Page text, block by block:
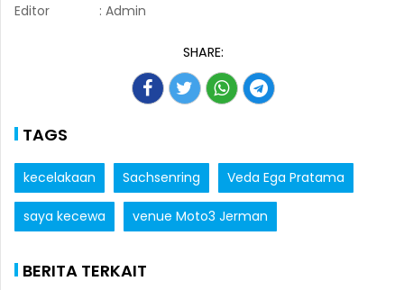
Editor : Admin
SHARE:
TAGS
kecelakaan Sachsenring Veda Ega Pratama
saya kecewa venue Moto3 Jerman
BERITA TERKAIT